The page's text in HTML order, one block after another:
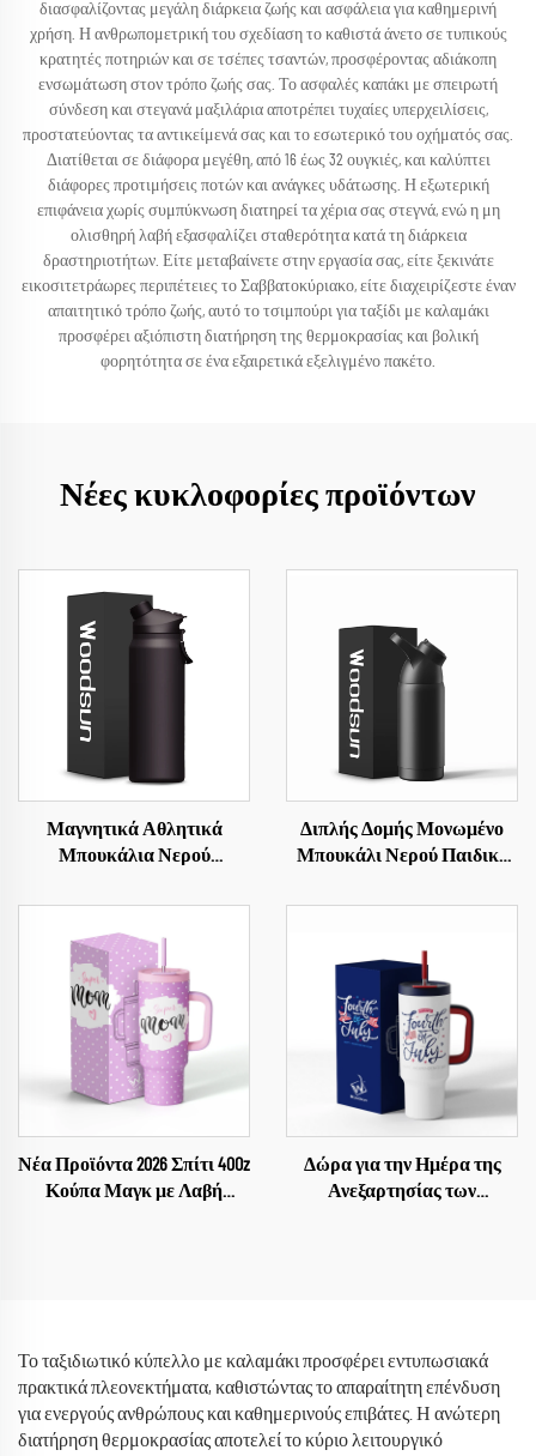
διασφαλίζοντας μεγάλη διάρκεια ζωής και ασφάλεια για καθημερινή
χρήση. Η ανθρωπομετρική του σχεδίαση το καθιστά άνετο σε τυπικούς
κρατητές ποτηριών και σε τσέπες τσαντών, προσφέροντας αδιάκοπη
ενσωμάτωση στον τρόπο ζωής σας. Το ασφαλές καπάκι με σπειρωτή
σύνδεση και στεγανά μαξιλάρια αποτρέπει τυχαίες υπερχειλίσεις,
προστατεύοντας τα αντικείμενά σας και το εσωτερικό του οχήματός σας.
Διατίθεται σε διάφορα μεγέθη, από 16 έως 32 ουγκιές, και καλύπτει
διάφορες προτιμήσεις ποτών και ανάγκες υδάτωσης. Η εξωτερική
επιφάνεια χωρίς συμπύκνωση διατηρεί τα χέρια σας στεγνά, ενώ η μη
ολισθηρή λαβή εξασφαλίζει σταθερότητα κατά τη διάρκεια
δραστηριοτήτων. Είτε μεταβαίνετε στην εργασία σας, είτε ξεκινάτε
εικοσιτετράωρες περιπέτειες το Σαββατοκύριακο, είτε διαχειρίζεστε έναν
απαιτητικό τρόπο ζωής, αυτό το τσιμπούρι για ταξίδι με καλαμάκι
προσφέρει αξιόπιστη διατήρηση της θερμοκρασίας και βολική
φορητότητα σε ένα εξαιρετικά εξελιγμένο πακέτο.
Νέες κυκλοφορίες προϊόντων
Μαγνητικά Αθλητικά
Μπουκάλια Νερού
Προσαρμοσμένα
Μπουκάλια Νερού για
Ταξίδι
Διπλής Δομής Μονωμένο
Μπουκάλι Νερού Παιδικό
18/8
Νέα Προϊόντα 2026 Σπίτι 40Oz
Κούπα Μαγκ με Λαβή
Δώρα για την Ημέρα της
Ανεξαρτησίας των
Το ταξιδιωτικό κύπελλο με καλαμάκι προσφέρει εντυπωσιακά
πρακτικά πλεονεκτήματα, καθιστώντας το απαραίτητη επένδυση
για ενεργούς ανθρώπους και καθημερινούς επιβάτες. Η ανώτερη
διατήρηση θερμοκρασίας αποτελεί το κύριο λειτουργικό